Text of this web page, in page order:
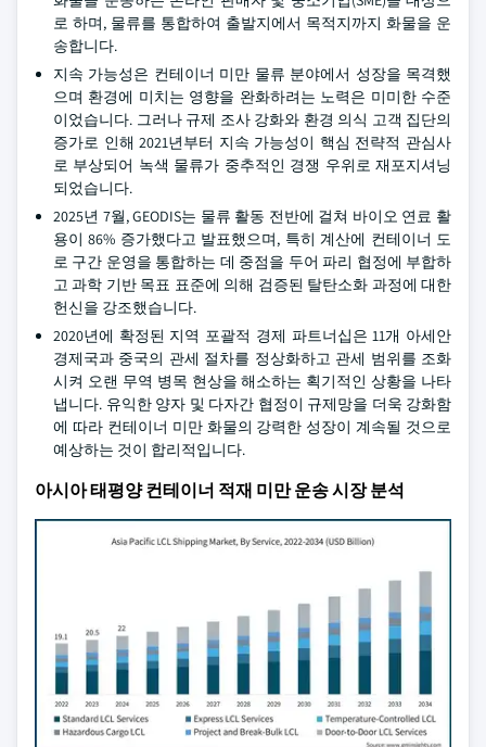
로 하며, 물류를 통합하여 출발지에서 목적지까지 화물을 운
송합니다.
지속 가능성은 컨테이너 미만 물류 분야에서 성장을 목격했
으며 환경에 미치는 영향을 완화하려는 노력은 미미한 수준
이었습니다. 그러나 규제 조사 강화와 환경 의식 고객 집단의
증가로 인해 2021년부터 지속 가능성이 핵심 전략적 관심사
로 부상되어 녹색 물류가 중추적인 경쟁 우위로 재포지셔닝
되었습니다.
2025년 7월, GEODIS는 물류 활동 전반에 걸쳐 바이오 연료 활
용이 86% 증가했다고 발표했으며, 특히 계산에 컨테이너 도
로 구간 운영을 통합하는 데 중점을 두어 파리 협정에 부합하
고 과학 기반 목표 표준에 의해 검증된 탈탄소화 과정에 대한
헌신을 강조했습니다.
2020년에 확정된 지역 포괄적 경제 파트너십은 11개 아세안
경제국과 중국의 관세 절차를 정상화하고 관세 범위를 조화
시켜 오랜 무역 병목 현상을 해소하는 획기적인 상황을 나타
냅니다. 유익한 양자 및 다자간 협정이 규제망을 더욱 강화함
에 따라 컨테이너 미만 화물의 강력한 성장이 계속될 것으로
예상하는 것이 합리적입니다.
아시아 태평양 컨테이너 적재 미만 운송 시장 분석